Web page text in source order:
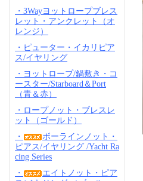
・3Wayヨットロープブレス
レット・アンクレット（オ
レンジ）
・ピューター・イカリピア
ス/イヤリング
・ヨットロープ/鍋敷き・コ
ースター/Starboard＆Port
（青＆赤）
・ロープノット・ブレスレ
ット（ゴールド）
・
ボーラインノット・
ピアス/イヤリング /Yacht Ra
cing Series
・
エイトノット・ピア